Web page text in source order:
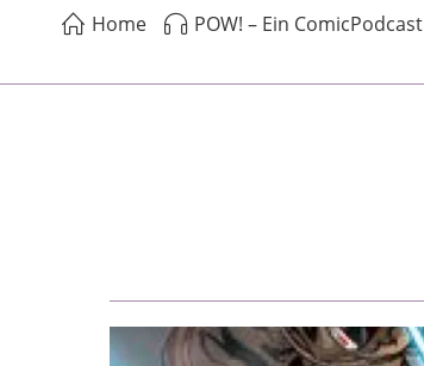
Home POW! – Ein ComicPodcast